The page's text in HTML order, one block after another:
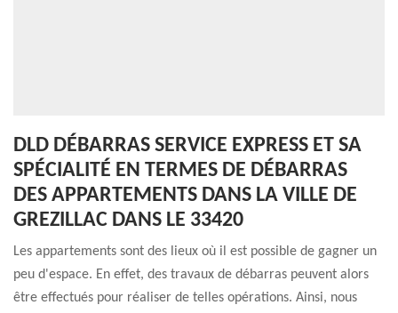
DLD DÉBARRAS SERVICE EXPRESS ET SA
SPÉCIALITÉ EN TERMES DE DÉBARRAS
DES APPARTEMENTS DANS LA VILLE DE
GREZILLAC DANS LE 33420
Les appartements sont des lieux où il est possible de gagner un
peu d'espace. En effet, des travaux de débarras peuvent alors
être effectués pour réaliser de telles opérations. Ainsi, nous